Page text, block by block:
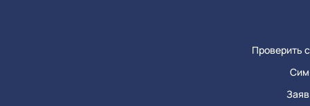
Проверить